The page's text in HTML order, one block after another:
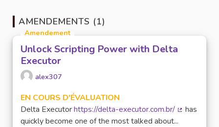
AMENDEMENTS (1)
Amendement
Unlock Scripting Power with Delta
Executor
alex307
EN COURS D'ÉVALUATION
Delta Executorhttps://delta-executor.com.br/
has
quickly become one of the most talked about...